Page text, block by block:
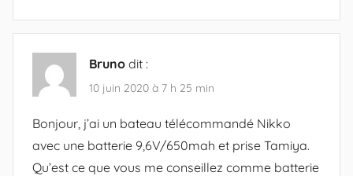
Bruno dit :
10 juin 2020 à 7 h 25 min
Bonjour, j’ai un bateau télécommandé Nikko
avec une batterie 9,6V/650mah et prise Tamiya.
Qu’est ce que vous me conseillez comme batterie